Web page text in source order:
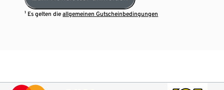
¹ Es gelten dieallgemeinen Gutscheinbedingungen